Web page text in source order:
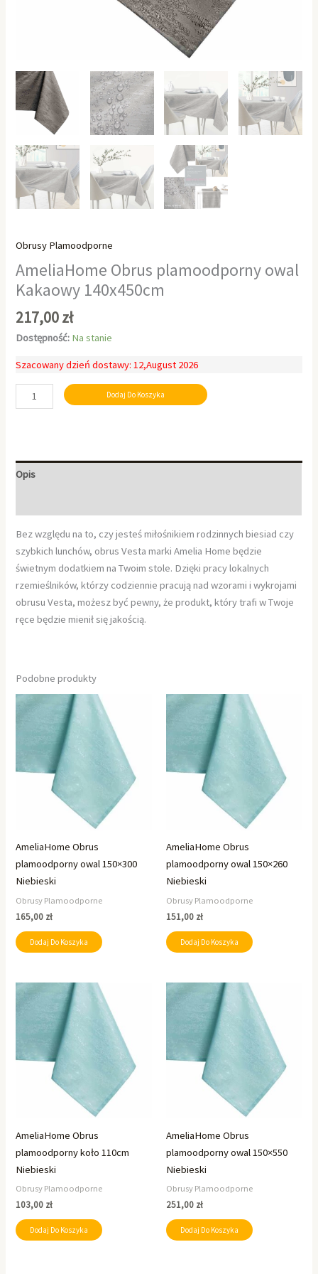
Obrusy Plamoodporne
AmeliaHome Obrus plamoodporny owal
Kakaowy 140x450cm
217,00zł
Dostępność: Na stanie
Szacowany dzień dostawy: 12,August 2026
Dodaj Do Koszyka
Opis
Bez względu na to, czy jesteś miłośnikiem rodzinnych biesiad czy
szybkich lunchów, obrus Vesta marki Amelia Home będzie
świetnym dodatkiem na Twoim stole. Dzięki pracy lokalnych
rzemieślników, którzy codziennie pracują nad wzorami i wykrojami
obrusu Vesta, możesz być pewny, że produkt, który trafi w Twoje
ręce będzie mienił się jakością.
Podobne produkty
AmeliaHome Obrus
plamoodporny owal 150×300
Niebieski
Obrusy Plamoodporne
165,00 zł
Dodaj Do Koszyka
AmeliaHome Obrus
plamoodporny owal 150×260
Niebieski
Obrusy Plamoodporne
151,00 zł
Dodaj Do Koszyka
AmeliaHome Obrus
plamoodporny koło 110cm
Niebieski
Obrusy Plamoodporne
103,00 zł
Dodaj Do Koszyka
AmeliaHome Obrus
plamoodporny owal 150×550
Niebieski
Obrusy Plamoodporne
251,00 zł
Dodaj Do Koszyka